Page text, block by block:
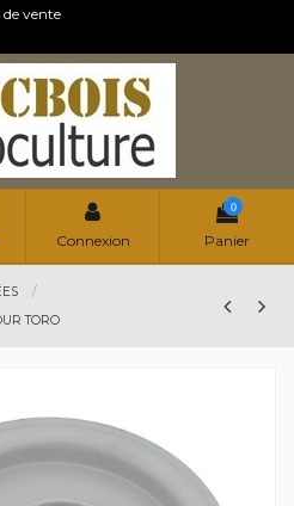
vente
Connexion
0
Panier
TORO